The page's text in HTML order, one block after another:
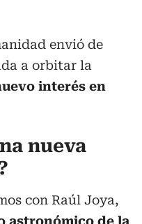
envió de
a orbitar la
interés en
nueva
con Raúl Joya,
astronómico de la